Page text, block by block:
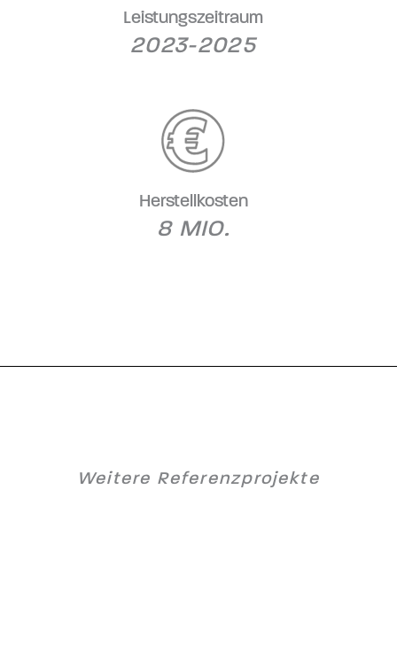
Leistungszeitraum
2023-2025
Herstellkosten
8 MIO.
Weitere Referenzprojekte